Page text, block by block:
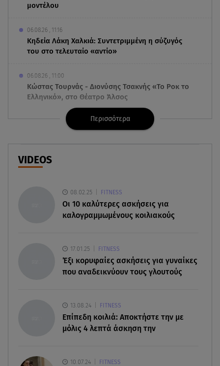
μοντέλου
06.08.26 , 11:16
Κηδεία Λάκη Χαλκιά: Συντετριμμένη η σύζυγός
του στο τελευταίο «αντίο»
06.08.26 , 11:00
Κώστας Τουρνάς - Διονύσης Τσακνής «Το Ροκ το
Ελληνικό», στο Θέατρο Άλσος
06.08.26 , 10:52
Marfin: Στην Ελλάδα η 46χρονη που κατηγορείται
για την τραγωδία του 2010
06.08.26 , 10:33
πνίγηκε μπροστά στα παιδιά της
06.08.26 , 10:06
06.08.26 , 10:00
Eύκολη νηστίσιμη συνταγή για
06.08.26 , 09:56
Η Ελένη Μενεγάκη στο Φισκάρδο! Το look και η
βεντάλια που δεν αποχωρίστηκε
Λιάγκας - Αντωνά: Φωτογραφίες από τις glam
Περισσότερα
VIDEOS
08.02.25 FITNESS
Oι 10 καλύτερες ασκήσεις για
καλογραμμωμένους κοιλιακούς
17.01.25 FITNESS
Έξι κορυφαίες ασκήσεις για γυναίκες
που αναδεικνύουν τους γλουτούς
13.08.24 FITNESS
Επίπεδη κοιλιά: Αποκτήστε την με
μόλις 4 λεπτά άσκηση την
10.07.24 FITNESS